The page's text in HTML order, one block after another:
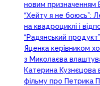
новим призначенням
“Хейту я не боюсь”:
на квадроциклі і
“Радянський
Яценка керівником
з Миколаєва
Катерина Кузнєцова
фільму про Петрика